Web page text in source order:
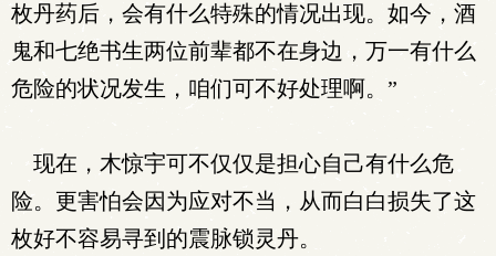
枚丹药后，会有什么特殊的情况出现。如今，酒
鬼和七绝书生两位前辈都不在身边，万一有什么
危险的状况发生，咱们可不好处理啊。”
现在，木惊宇可不仅仅是担心自己有什么危
险。更害怕会因为应对不当，从而白白损失了这
枚好不容易寻到的震脉锁灵丹。